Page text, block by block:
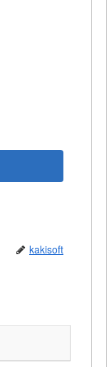
kakisoft